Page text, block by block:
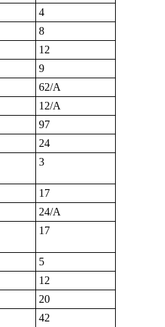
4
8
12
9
62/A
12/A
97
24
3
17
24/A
17
5
12
20
42